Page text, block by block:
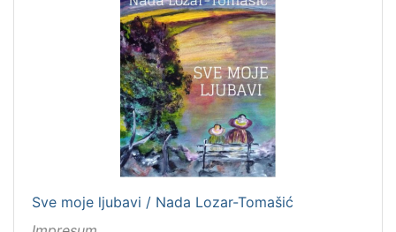
Sve moje ljubavi / Nada Lozar-Tomašić